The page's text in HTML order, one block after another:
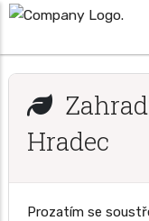
Hradec
Prozatím se